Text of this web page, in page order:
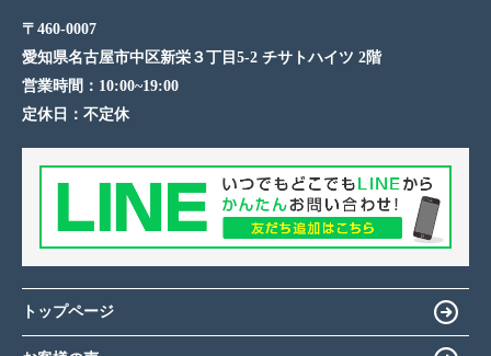
〒460-0007
愛知県名古屋市中区新栄３丁目5-2 チサトハイツ 2階
営業時間： 10:00~19:00
定休日： 不定休
トップページ